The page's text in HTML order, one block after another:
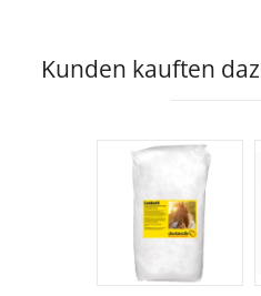
Kunden kauften